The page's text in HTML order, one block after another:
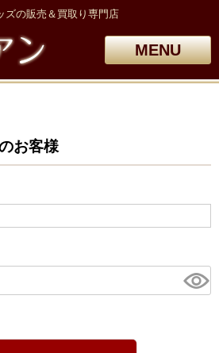
ズの販売＆買取り専門店
MENU
お客様